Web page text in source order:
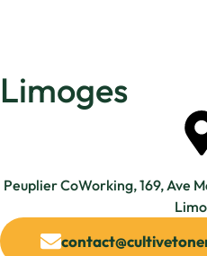
Limoges
Peuplier CoWorking, 169, Ave